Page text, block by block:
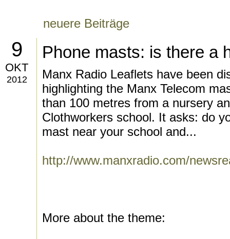
neuere Beiträge
9
OKT
2012
Phone masts: is there a
Manx Radio Leaflets have been
highlighting the Manx Telecom
than 100 metres from a nursery
Clothworkers school. It asks: do
mast near your school and...
http://www.manxradio.com/
More about the theme: